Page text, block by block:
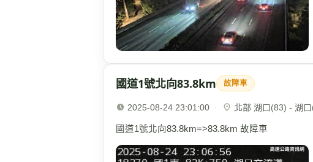
國道1號北向83.8km 故障車
2025-08-24 23:01:00 · 北部 湖口(83) - 湖
國道1號北向83.8km=>83.8km 故障車